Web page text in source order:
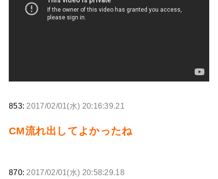
853: 2017/02/01(水) 20:16:39.21
CM流れ出してよかったね
870: 2017/02/01(水) 20:58:29.18